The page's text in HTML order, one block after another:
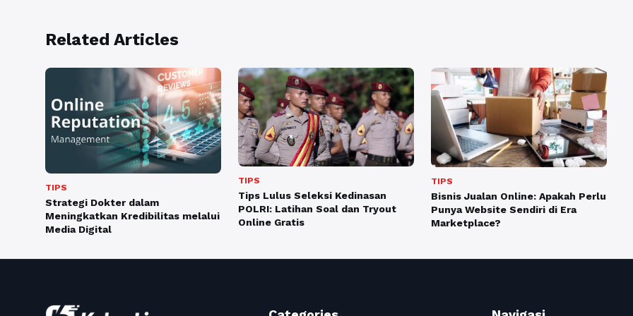
Related Articles
TIPS
Strategi Dokter dalam
Meningkatkan Kredibilitas melalui
Media Digital
TIPS
Tips Lulus Seleksi Kedinasan
POLRI: Latihan Soal dan Tryout
Online Gratis
TIPS
Bisnis Jualan Online: Apakah Perlu
Punya Website Sendiri di Era
Marketplace?